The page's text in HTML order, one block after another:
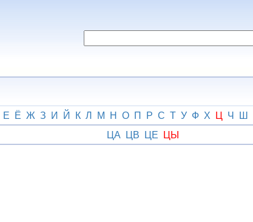
Е Ё Ж З И Й К Л М Н О П Р С Т У Ф Х Ц Ч Ш
ЦА ЦВ ЦЕ ЦЫ